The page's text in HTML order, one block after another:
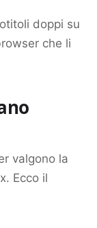
doppi su
che li
valgono la
Ecco il